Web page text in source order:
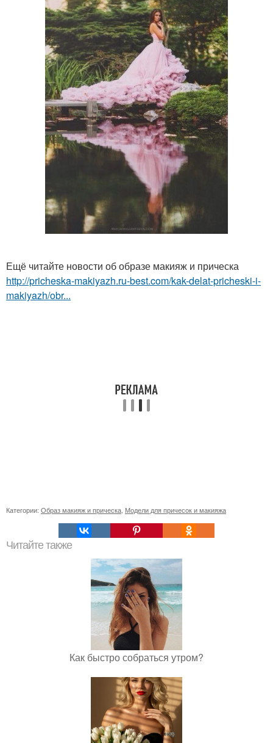
Ещё читайте новости об образе макияж и прическа
http://pricheska-makiyazh.ru-best.com/kak-delat-pricheski-i-
makiyazh/obr...
Категории: Образ макияж и прическа Модели для причесок и макияжа
Читайте также
Как быстро собраться утром?